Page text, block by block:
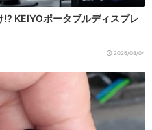
KEIYOポータブルディスプレ
2026/08/04